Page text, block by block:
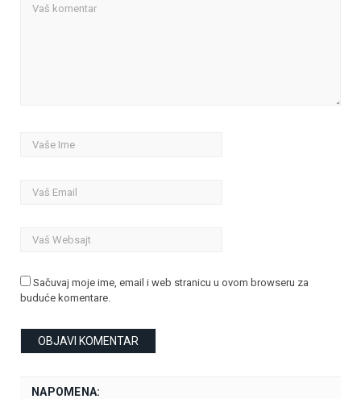
Sačuvaj moje ime, email i web stranicu u ovom browseru za
buduće komentare.
NAPOMENA: